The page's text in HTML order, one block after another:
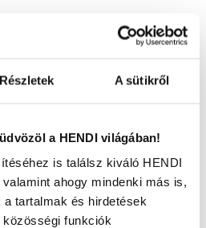
Részletek A sütikről
a HENDI világában!
is találsz kiváló HENDI
ahogy mindenki más is,
tartalmak és hirdetések
funkciók